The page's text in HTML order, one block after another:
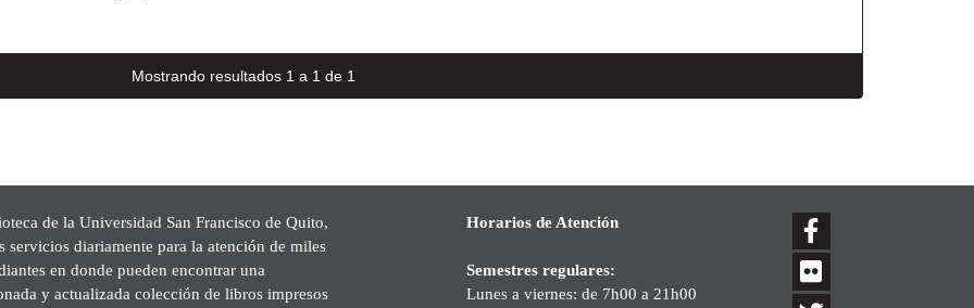
Mostrando resultados 1 a 1 de 1
de la Universidad San Francisco de Quito,
servicios diariamente para la atención de miles
en donde pueden encontrar una
y actualizada colección de libros impresos
Horarios de Atención
Semestres regulares:
Lunes a viernes: de 7h00 a 21h00